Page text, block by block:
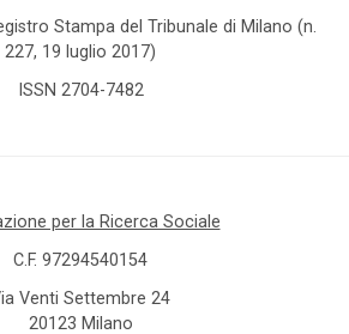
Stampa del Tribunale di Milano (n.
227, 19 luglio 2017)
ISSN 2704-7482
per la Ricerca Sociale
C.F. 97294540154
Venti Settembre 24
20123 Milano